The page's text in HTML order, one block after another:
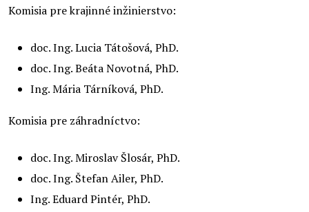
Komisia pre krajinné inžinierstvo:
doc. Ing. Lucia Tátošová, PhD.
doc. Ing. Beáta Novotná, PhD.
Ing. Mária Tárníková, PhD.
Komisia pre záhradníctvo:
doc. Ing. Miroslav Šlosár, PhD.
doc. Ing. Štefan Ailer, PhD.
Ing. Eduard Pintér, PhD.